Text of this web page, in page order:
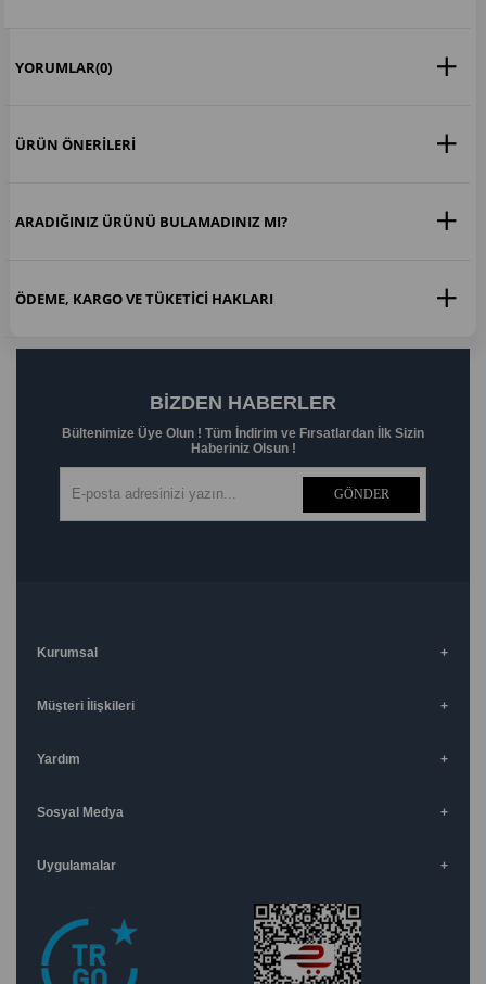
YORUMLAR(0)
ÜRÜN ÖNERILERI
ARADIĞINIZ ÜRÜNÜ BULAMADINIZ MI?
ÖDEME, KARGO VE TÜKETICI HAKLARI
BIZDEN HABERLER
Bültenimize Üye Olun ! Tüm İndirim ve Fırsatlardan İlk Sizin
Haberiniz Olsun !
GÖNDER
Kurumsal
Müşteri İlişkileri
Yardım
Sosyal Medya
Uygulamalar